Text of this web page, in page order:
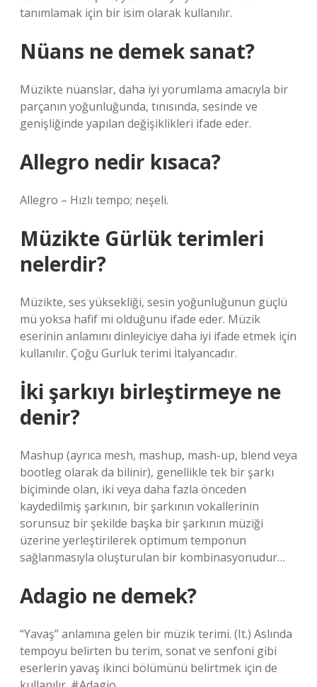
tanımlamak için bir isim olarak kullanılır.
Nüans ne demek sanat?
Müzikte nüanslar, daha iyi yorumlama amacıyla bir
parçanın yoğunluğunda, tınısında, sesinde ve
genişliğinde yapılan değişiklikleri ifade eder.
Allegro nedir kısaca?
Allegro – Hızlı tempo; neşeli.
Müzikte Gürlük terimleri
nelerdir?
Müzikte, ses yüksekliği, sesin yoğunluğunun güçlü
mü yoksa hafif mi olduğunu ifade eder. Müzik
eserinin anlamını dinleyiciye daha iyi ifade etmek için
kullanılır. Çoğu Gurluk terimi İtalyancadır.
İki şarkıyı birleştirmeye ne
denir?
Mashup (ayrıca mesh, mashup, mash-up, blend veya
bootleg olarak da bilinir), genellikle tek bir şarkı
biçiminde olan, iki veya daha fazla önceden
kaydedilmiş şarkının, bir şarkının vokallerinin
sorunsuz bir şekilde başka bir şarkının müziği
üzerine yerleştirilerek optimum temponun
sağlanmasıyla oluşturulan bir kombinasyonudur…
Adagio ne demek?
“Yavaş” anlamına gelen bir müzik terimi. (It.) Aslında
tempoyu belirten bu terim, sonat ve senfoni gibi
eserlerin yavaş ikinci bölümünü belirtmek için de